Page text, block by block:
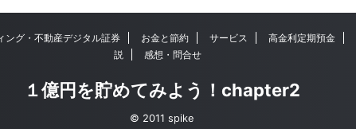
ング・不動産デジタル証券 お金と節約 サービス 高金利定期預金
説
感想・問合せ
１億円を貯めてみよう！chapter2
© 2011 spike